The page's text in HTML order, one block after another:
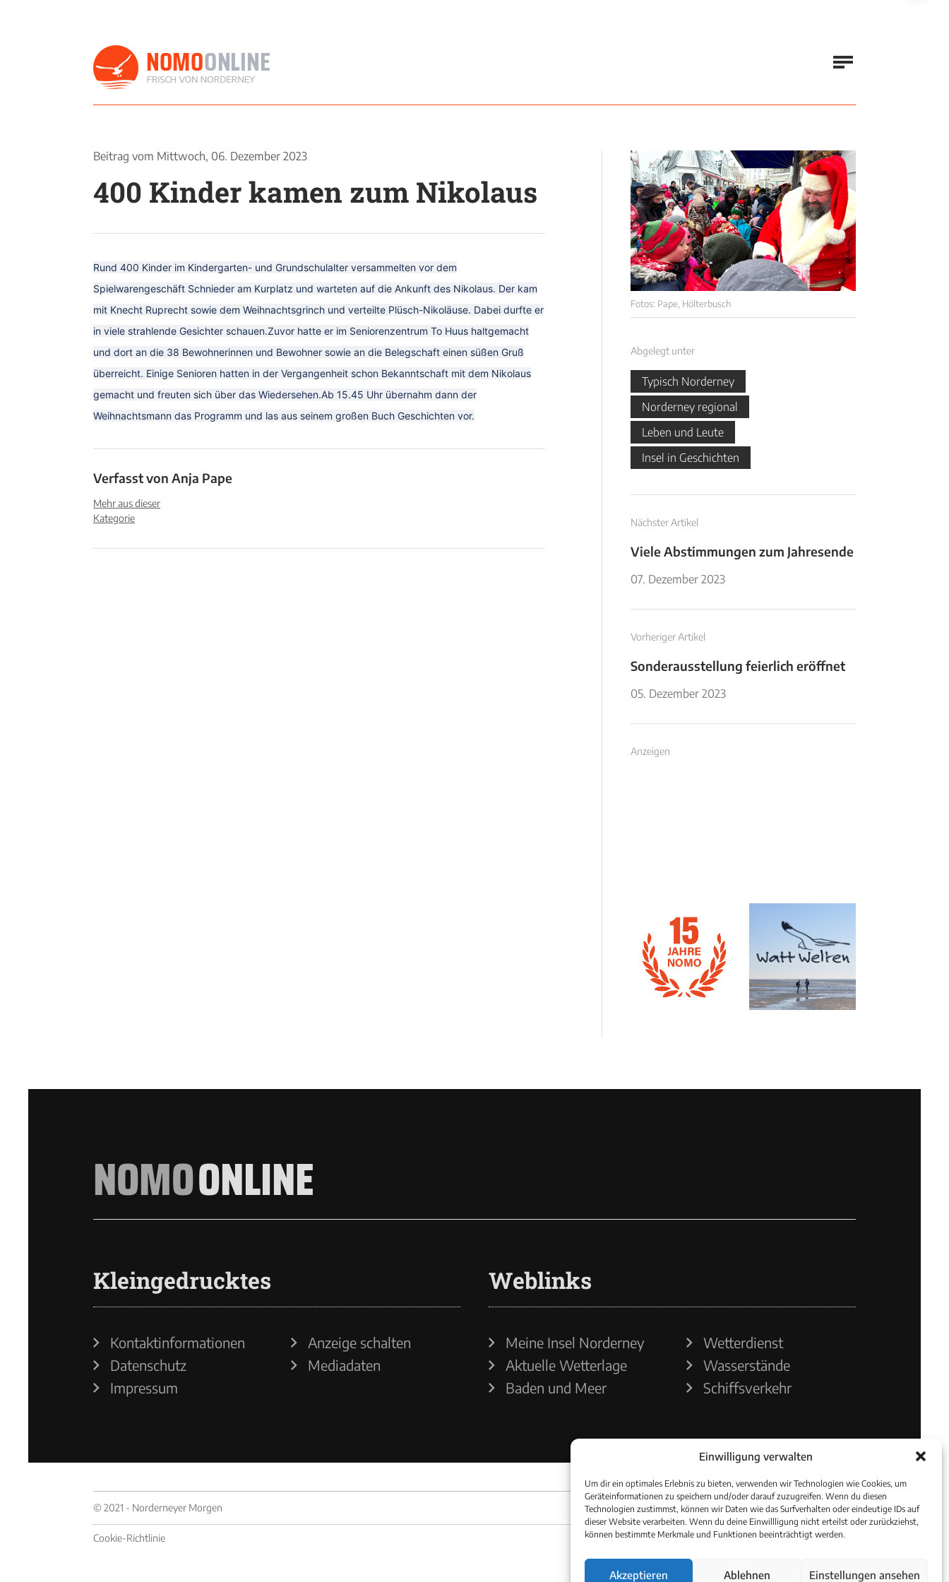
Einwilligung verwalten
Um dir ein optimales Erlebnis zu bieten, verwenden wir Technologien wie Cookies, um
Geräteinformationen zu speichern und/oder darauf zuzugreifen. Wenn du diesen
Technologien zustimmst, können wir Daten wie das Surfverhalten oder eindeutige IDs auf
dieser Website verarbeiten. Wenn du deine Einwillligung nicht erteilst oder zurückziehst,
können bestimmte Merkmale und Funktionen beeinträchtigt werden.
Akzeptieren Ablehnen Einstellungen ansehen
Fotos: Pape, Hölterbusch
Beitrag vom Mittwoch, 06. Dezember 2023
400 Kinder kamen zum Nikolaus
Rund 400 Kinder im Kindergarten- und Grundschulalter versammelten vor dem
Spielwarengeschäft Schnieder am Kurplatz und warteten auf die Ankunft des Nikolaus. Der kam
mit Knecht Ruprecht sowie dem Weihnachtsgrinch und verteilte Plüsch-Nikoläuse. Dabei durfte er
in viele strahlende Gesichter schauen.Zuvor hatte er im Seniorenzentrum To Huus haltgemacht
und dort an die 38 Bewohnerinnen und Bewohner sowie an die Belegschaft einen süßen Gruß
überreicht. Einige Senioren hatten in der Vergangenheit schon Bekanntschaft mit dem Nikolaus
gemacht und freuten sich über das Wiedersehen.Ab 15.45 Uhr übernahm dann der
Weihnachtsmann das Programm und las aus seinem großen Buch Geschichten vor.
Verfasst von Anja Pape
Mehr aus dieser
Kategorie
Abgelegt unter
Typisch Norderney
Norderney regional
Leben und Leute
Insel in Geschichten
Nächster Artikel
Viele Abstimmungen zum Jahresende
07. Dezember 2023
Vorheriger Artikel
Sonderausstellung feierlich eröffnet
05. Dezember 2023
Anzeigen
NOMOONLINE
Kleingedrucktes
Kontaktinformationen
Datenschutz
Impressum
Anzeige schalten
Mediadaten
Weblinks
Meine Insel Norderney
Aktuelle Wetterlage
Baden und Meer
Wetterdienst
Wasserstände
Schiffsverkehr
© 2021 - Norderneyer Morgen
Cookie-Richtlinie